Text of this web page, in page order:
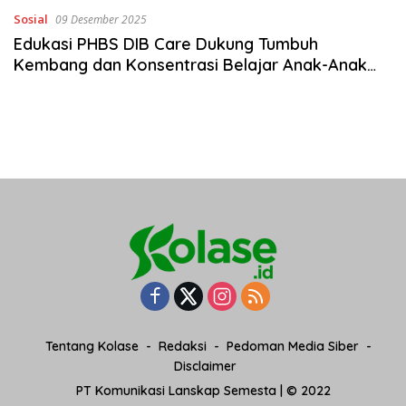
Sosial 09 Desember 2025
Edukasi PHBS DIB Care Dukung Tumbuh
Kembang dan Konsentrasi Belajar Anak-Anak
Tentang Kolase Redaksi
Pedoman Media Siber
Disclaimer
PT Komunikasi Lanskap Semesta | © 2022